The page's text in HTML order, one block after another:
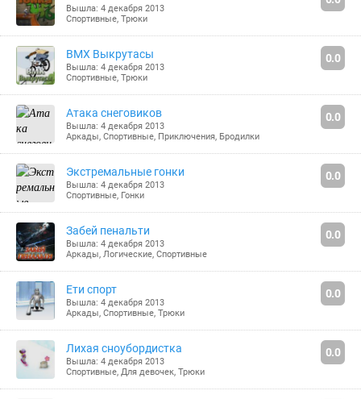
Вышла: 4 декабря 2013
Спортивные, Трюки
BMX Выкрутасы
Вышла: 4 декабря 2013
Спортивные, Трюки
0.0
Атака снеговиков
Вышла: 4 декабря 2013
Аркады, Спортивные, Приключения, Бродилки
0.0
Экстремальные гонки
Вышла: 4 декабря 2013
Спортивные, Гонки
0.0
Забей пенальти
Вышла: 4 декабря 2013
Аркады, Логические, Спортивные
0.0
Ети спорт
Вышла: 4 декабря 2013
Аркады, Спортивные, Трюки
0.0
Лихая сноубордистка
Вышла: 4 декабря 2013
Спортивные, Для девочек, Трюки
0.0